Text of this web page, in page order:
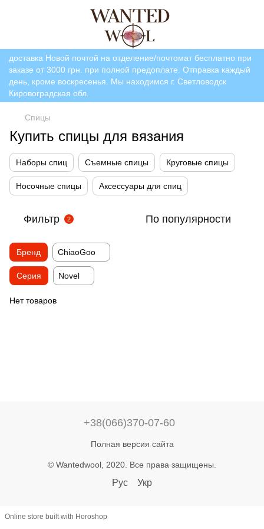
доставка Новой почтой на отделение/почтомат бесплатно при
заказе от 3000 грн. при полной предоплате. Отправка каждый
день, кроме воскресенья. Мы находимся г. Светловодск
Кировоградская обл.
Спицы
Купить спицы для вязания
Наборы спиц Съемные спицы Круговые спицы
Носочные спицы Аксессуары для спиц
Фильтр 2 По популярности
Бренд ChiaoGoo
Серия Novel
Нет товаров
+38(066)370-07-60
Полная версия сайта
© Wantedwool, 2020. Все права защищены.
Рус Укр
Online store built with Horoshop